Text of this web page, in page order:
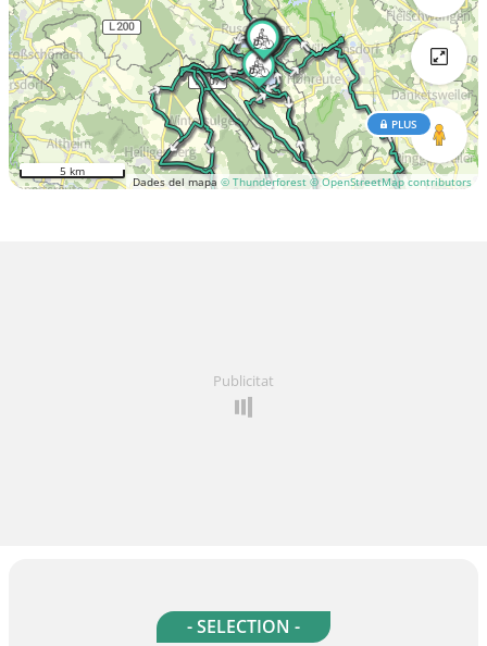
Dades del mapa © Thunderforest © OpenStreetMap contributors
PLUS
5 km
Publicitat
- SELECTION -